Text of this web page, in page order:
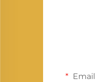
Email